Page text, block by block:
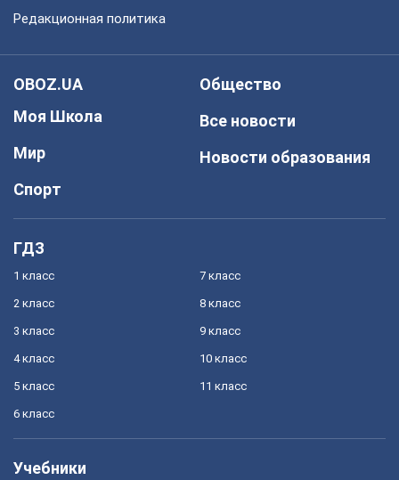
Редакционная политика
OBOZ.UA
Моя Школа
Мир
Спорт
Общество
Все новости
Новости образования
ГДЗ
1 класс
2 класс
3 класс
4 класс
5 класс
6 класс
7 класс
8 класс
9 класс
10 класс
11 класс
Учебники